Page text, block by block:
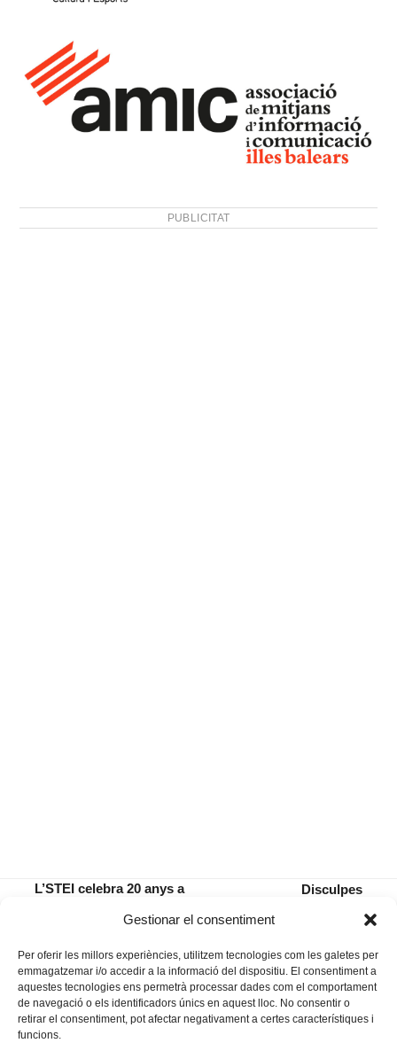
Gestionar el consentiment
Per oferir les millors experiències, utilitzem tecnologies com les galetes per
emmagatzemar i/o accedir a la informació del dispositiu. El consentiment a
aquestes tecnologies ens permetrà processar dades com el comportament
de navegació o els identificadors únics en aquest lloc. No consentir o
retirar el consentiment, pot afectar negativament a certes característiques i
funcions.
PUBLICITAT
L’STEI celebra 20 anys a
next
Disculpes
Molí d’en Xema